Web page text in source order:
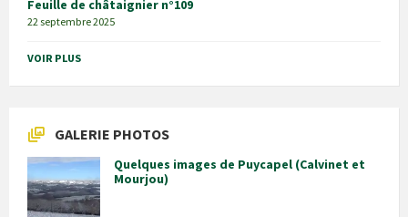
Feuille de châtaignier n°109
22 septembre 2025
VOIR PLUS
GALERIE PHOTOS
Quelques images de Puycapel (Calvinet et
Mourjou)